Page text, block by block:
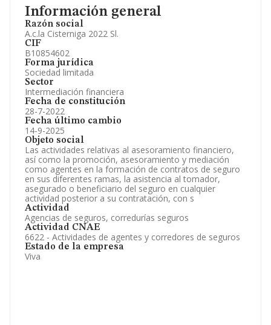
Información general
Razón social
A.c.la Cisterniga 2022 Sl.
CIF
B10854602
Forma jurídica
Sociedad limitada
Sector
Intermediación financiera
Fecha de constitución
28-7-2022
Fecha último cambio
14-9-2025
Objeto social
Las actividades relativas al asesoramiento financiero,
así como la promoción, asesoramiento y mediación
como agentes en la formación de contratos de seguro
en sus diferentes ramas, la asistencia al tomador,
asegurado o beneficiario del seguro en cualquier
actividad posterior a su contratación, con s
Actividad
Agencias de seguros, corredurías seguros
Actividad CNAE
6622 - Actividades de agentes y corredores de seguros
Estado de la empresa
Viva
Información oficial y registral complementaria.